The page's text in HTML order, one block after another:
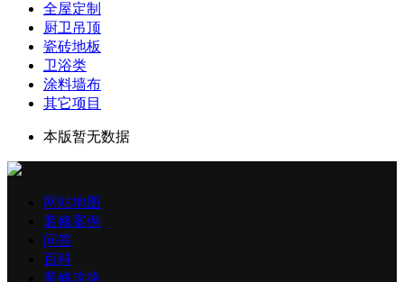
全屋定制
厨卫吊顶
瓷砖地板
卫浴类
涂料墙布
其它项目
本版暂无数据
网站地图
装修案例
问答
百科
装修攻略